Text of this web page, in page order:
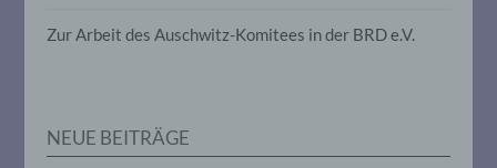
Zur Arbeit des Auschwitz-Komitees in der BRD e.V.
NEUE BEITRÄGE
personenbezogenen Daten verwendet
Arbeitsleistung, wirtschaftlicher Lage,
Gesundheit, persönlicher Vorlieben,